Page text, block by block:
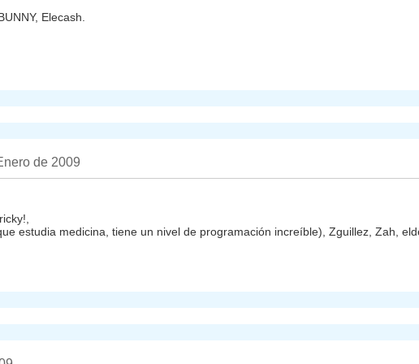
Elecash.
de 2009
estudia medicina, tiene un nivel de programación increíble), Zguillez, Zah,